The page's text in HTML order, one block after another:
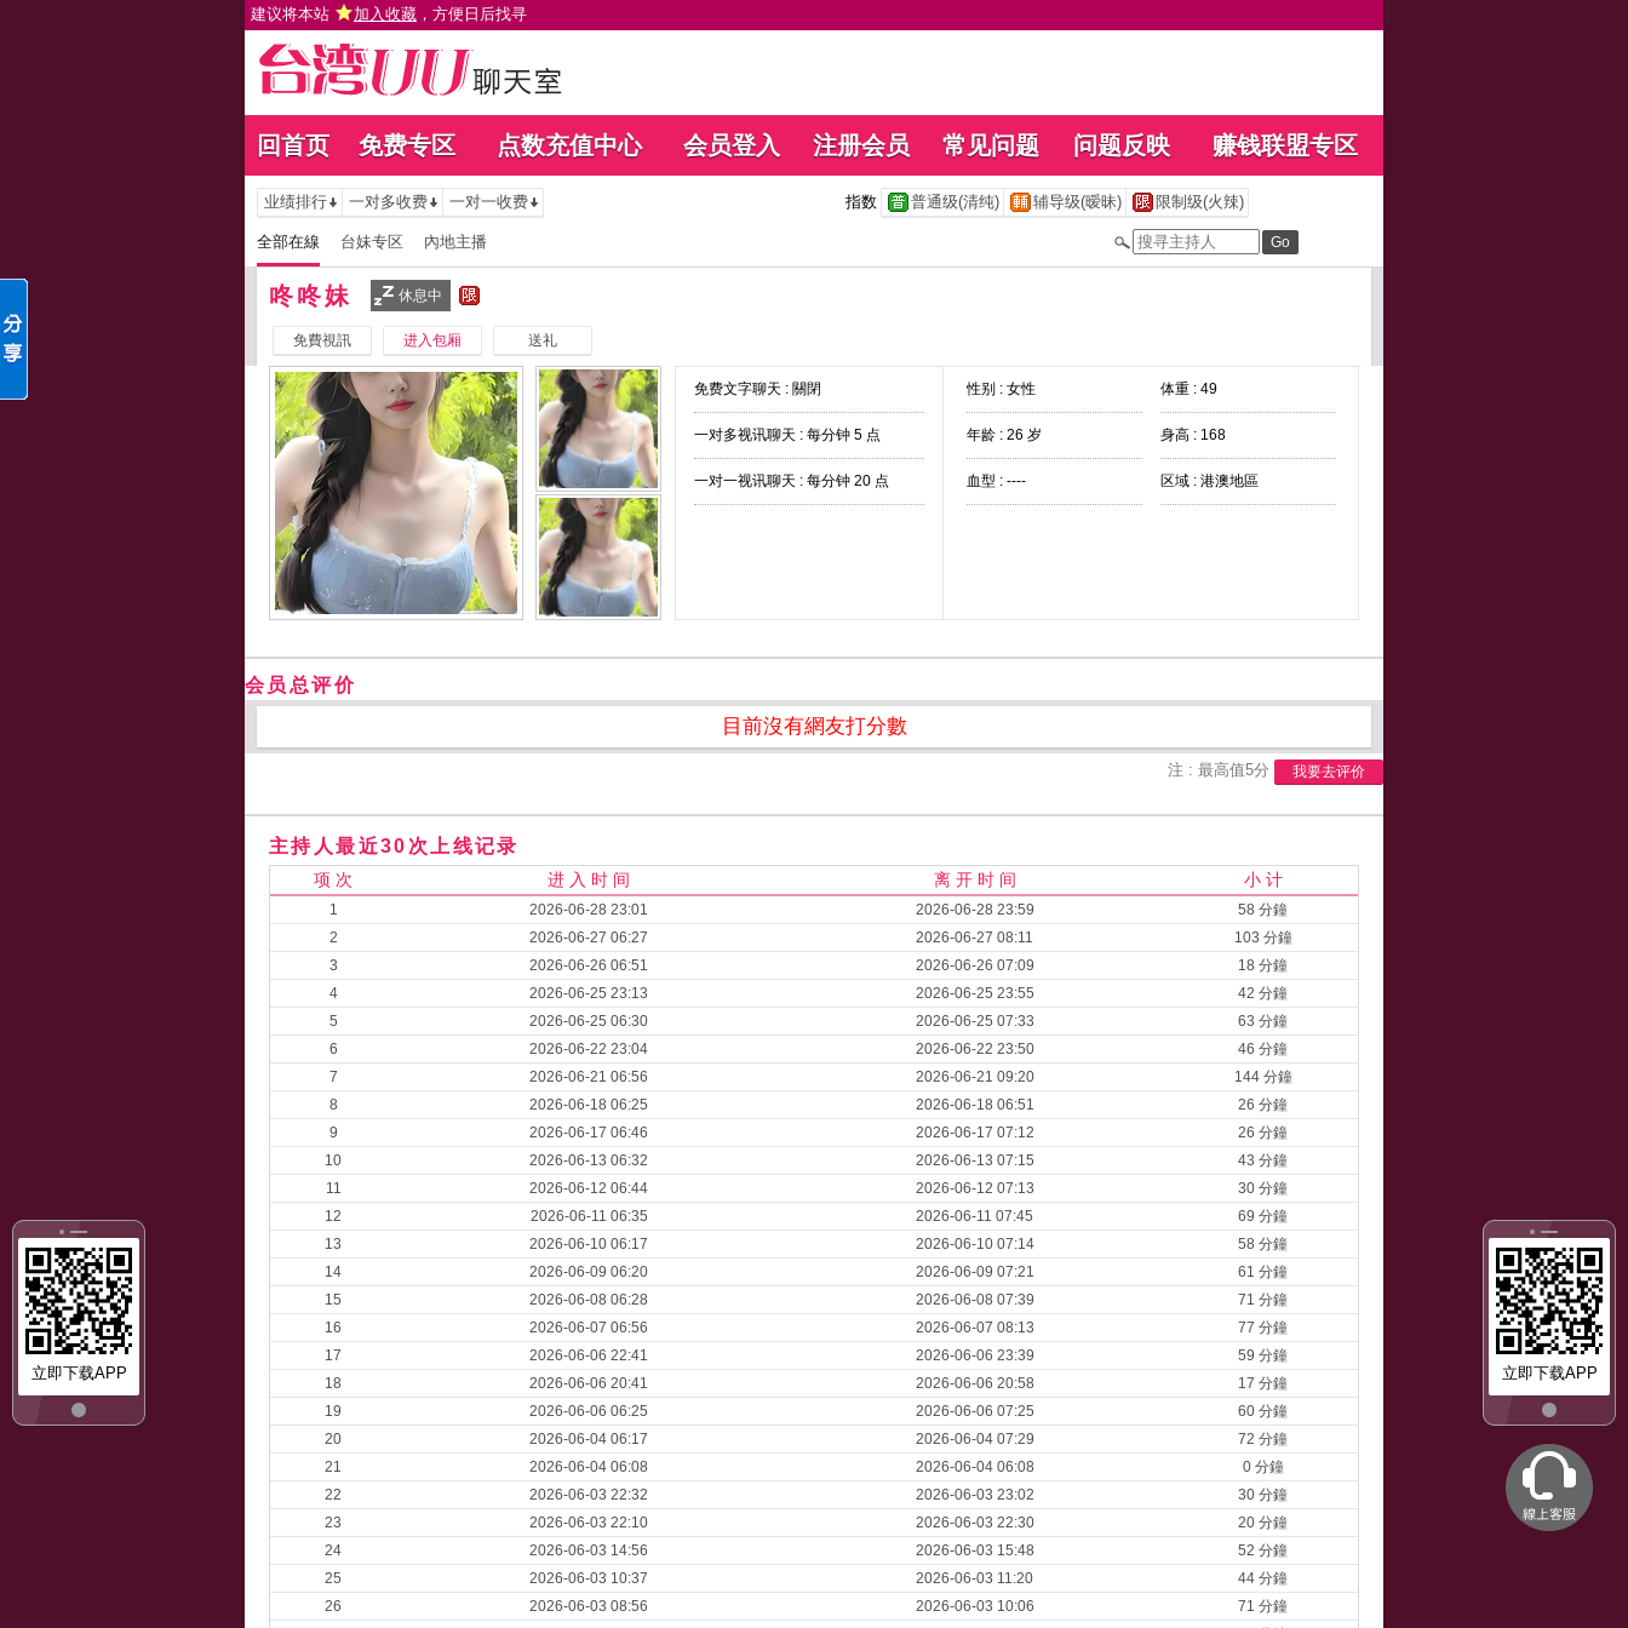
建议将本站 加入收藏 ，方便日后找寻
回首页 免费专区 点数充值中心 会员登入 注册会员 常见问题 问题反映 赚钱联盟专区
立即下载APP
立即下载APP
业绩排行 一对多收费 一对一收费 指数 普通级(清纯) 辅导级(暧昧) 限制级(火辣)
全部在線 台妹专区 內地主播
咚咚妹 休息中
免費視訊 进入包厢 送礼
免费文字聊天 : 關閉
一对多视讯聊天 : 每分钟 5 点
一对一视讯聊天 : 每分钟 20 点
性别 : 女性 体重 : 49
年龄 : 26 岁 身高 : 168
血型 : ---- 区域 : 港澳地區
会员总评价
目前沒有網友打分數
注 : 最高值5分 我要去评价
主持人最近30次上线记录
项 次 进 入 时 间 离 开 时 间 小 计
1 2026-06-28 23:01 2026-06-28 23:59
58 分鐘
2
2026-06-27 06:27 2026-06-27 08:11
103 分鐘
3
2026-06-26 06:51 2026-06-26 07:09
18 分鐘
4
2026-06-25 23:13 2026-06-25 23:55
42 分鐘
5
2026-06-25 06:30 2026-06-25 07:33
63 分鐘
6
2026-06-22 23:04 2026-06-22 23:50
46 分鐘
7
2026-06-21 06:56 2026-06-21 09:20
144 分鐘
8
2026-06-18 06:25 2026-06-18 06:51
26 分鐘
9
2026-06-17 06:46 2026-06-17 07:12
26 分鐘
10
2026-06-13 06:32 2026-06-13 07:15
43 分鐘
11
2026-06-12 06:44 2026-06-12 07:13
30 分鐘
12
2026-06-11 06:35 2026-06-11 07:45
69 分鐘
13
2026-06-10 06:17 2026-06-10 07:14
58 分鐘
14
2026-06-09 06:20 2026-06-09 07:21
61 分鐘
15
2026-06-08 06:28 2026-06-08 07:39
71 分鐘
16
2026-06-07 06:56 2026-06-07 08:13
77 分鐘
17
2026-06-06 22:41 2026-06-06 23:39
59 分鐘
18
2026-06-06 20:41 2026-06-06 20:58
17 分鐘
19
2026-06-06 06:25 2026-06-06 07:25
60 分鐘
20
2026-06-04 06:17 2026-06-04 07:29
72 分鐘
21
2026-06-04 06:08 2026-06-04 06:08
0 分鐘
22
2026-06-03 22:32 2026-06-03 23:02
30 分鐘
23
2026-06-03 22:10 2026-06-03 22:30
20 分鐘
24
2026-06-03 14:56 2026-06-03 15:48
52 分鐘
25
2026-06-03 10:37 2026-06-03 11:20
44 分鐘
26
2026-06-03 08:56 2026-06-03 10:06
71 分鐘